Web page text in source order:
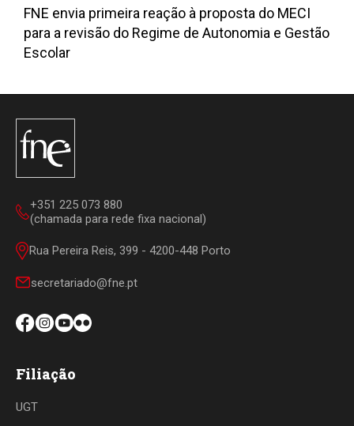
FNE envia primeira reação à proposta do MECI
para a revisão do Regime de Autonomia e Gestão
Escolar
+351 225 073 880
(chamada para rede fixa nacional)
Rua Pereira Reis, 399 - 4200-448 Porto
secretariado@fne.pt
Filiação
UGT